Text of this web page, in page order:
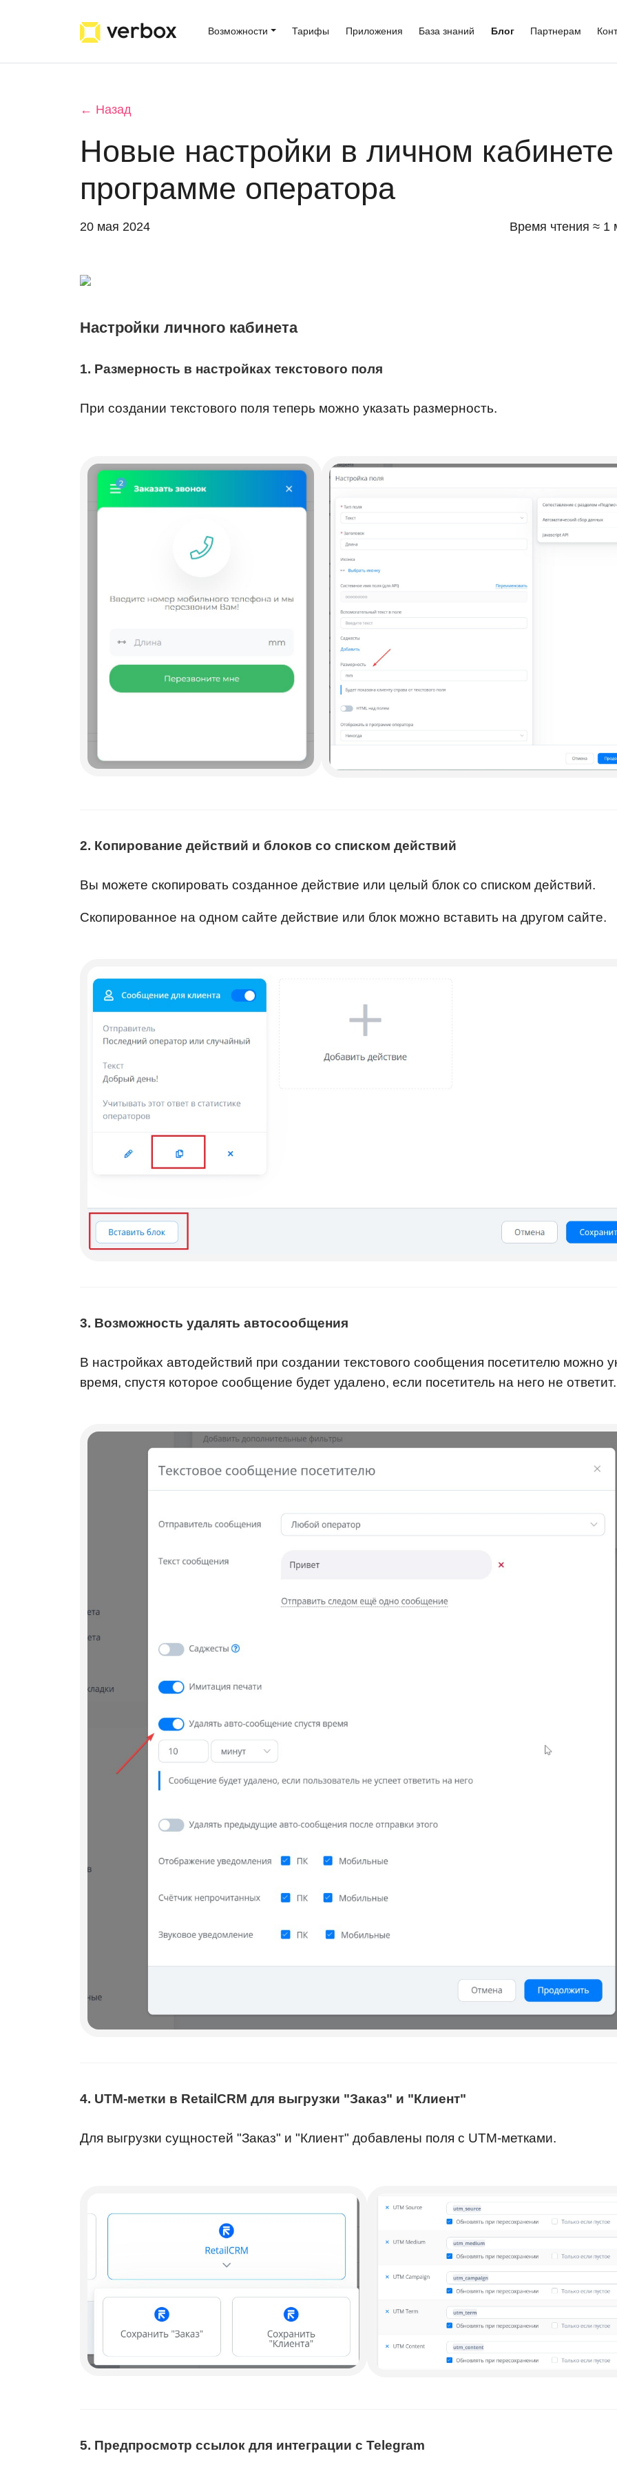
Возможности Тарифы Приложения База знаний Блог Партнерам
← Назад
Новые настройки в личном
программе оператора
20 мая 2024 Время чтения ≈ 1
Настройки личного кабинета
1. Размерность в настройках текстового поля
При создании текстового поля теперь можно указать размерность.
2. Копирование действий и блоков со списком действий
Вы можете скопировать созданное действие или целый блок со списком действий.
Скопированное на одном сайте действие или блок можно вставить на другом сайте.
3. Возможность удалять автосообщения
В настройках автодействий при создании текстового сообщения посетителю можно
время, спустя которое сообщение будет удалено, если посетитель на него не ответит.
4. UTM-метки в RetailCRM для выгрузки "Заказ" и "Клиент"
Для выгрузки сущностей "Заказ" и "Клиент" добавлены поля с UTM-метками.
5. Предпросмотр ссылок для интеграции с Telegram